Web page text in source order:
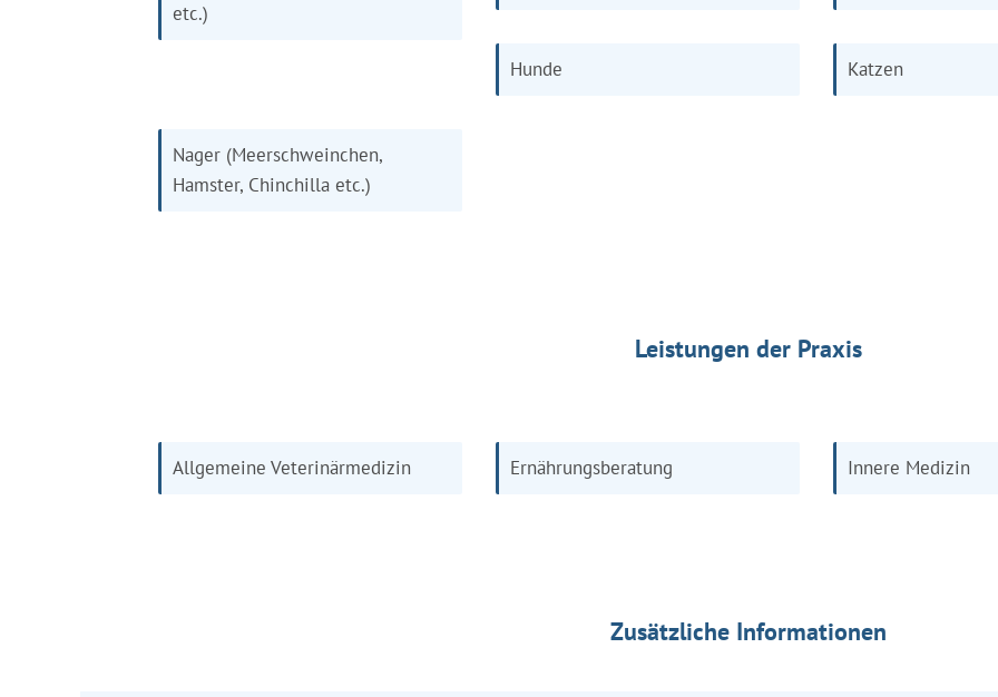
etc.)
Hunde Katzen
Nager (Meerschweinchen,
Hamster, Chinchilla etc.)
Leistungen der Praxis
Allgemeine Veterinärmedizin Ernährungsberatung Innere Medizin
Zusätzliche Informationen